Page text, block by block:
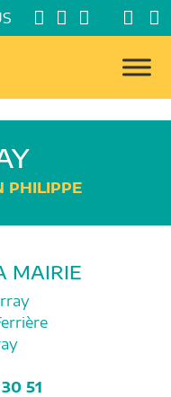
PHILIPPE
MAIRIE
51